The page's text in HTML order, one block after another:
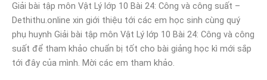
Giải bài tập môn Vật Lý lớp 10 Bài 24: Công và công suất –
Dethithu.online xin giới thiệu tới các em học sinh cùng quý
phụ huynh Giải bài tập môn Vật Lý lớp 10 Bài 24: Công và công
suất để tham khảo chuẩn bị tốt cho bài giảng học kì mới sắp
tới đây của mình. Mời các em tham khảo.